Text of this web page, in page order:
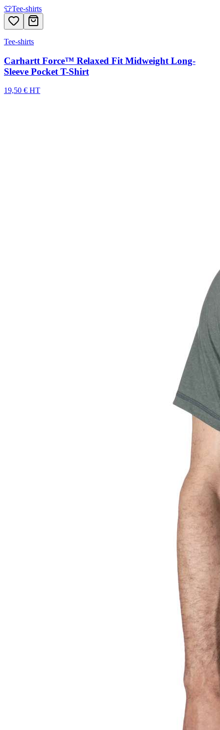
👕Tee-shirts
Tee-shirts
Carhartt Force™ Relaxed Fit Midweight Long-
Sleeve Pocket T-Shirt
19,50 € HT